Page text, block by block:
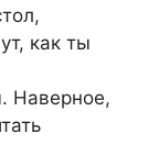
как ты
Наверное,